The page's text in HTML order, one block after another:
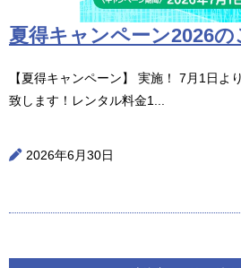
夏得キャンペーン2026の
【夏得キャンペーン】 実施！ 7月1日よ
致します！レンタル料金1...
2026年6月30日